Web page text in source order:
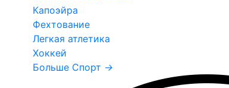
Капоэйра
Фехтование
Легкая атлетика
Хоккей
Больше Спорт →